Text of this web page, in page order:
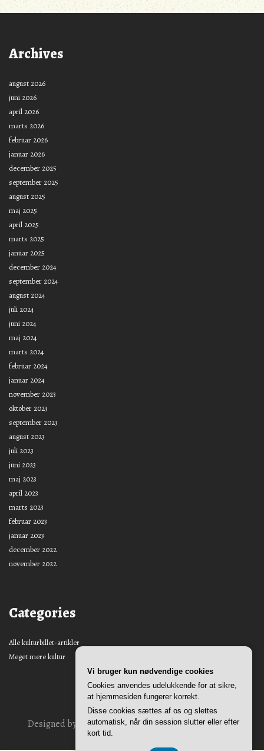
Archives
august 2026
juni 2026
april 2026
marts 2026
februar 2026
januar 2026
december 2025
september 2025
august 2025
maj 2025
april 2025
marts 2025
januar 2025
december 2024
september 2024
august 2024
juli 2024
juni 2024
maj 2024
marts 2024
februar 2024
januar 2024
november 2023
oktober 2023
september 2023
august 2023
juli 2023
juni 2023
maj 2023
april 2023
marts 2023
februar 2023
januar 2023
december 2022
november 2022
Categories
Alle kulturbillet-artikler
Meget mere kultur
Designed by Nasio Themes||Powered byWordPress
Vi bruger kun nødvendige cookies
Cookies anvendes udelukkende for at sikre,
at hjemmesiden fungerer korrekt.
Disse cookies sættes af os og slettes
automatisk, når din session slutter eller efter
kort tid.